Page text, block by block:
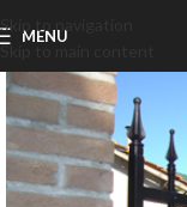
Skip to navigation
Skip to main content
MENU